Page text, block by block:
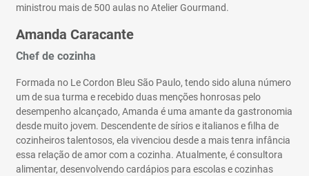
ministrou mais de 500 aulas no Atelier Gourmand.
Amanda Caracante
Chef de cozinha
Formada no Le Cordon Bleu São Paulo, tendo sido aluna número
um de sua turma e recebido duas menções honrosas pelo
desempenho alcançado, Amanda é uma amante da gastronomia
desde muito jovem. Descendente de sírios e italianos e filha de
cozinheiros talentosos, ela vivenciou desde a mais tenra infância
essa relação de amor com a cozinha. Atualmente, é consultora
alimentar, desenvolvendo cardápios para escolas e cozinhas